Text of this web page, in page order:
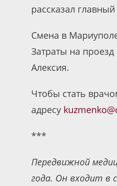
рассказал
Смена в
Затраты на
Алексия.
Чтобы стать
адресу
***
Передвижной
года. Он входит в